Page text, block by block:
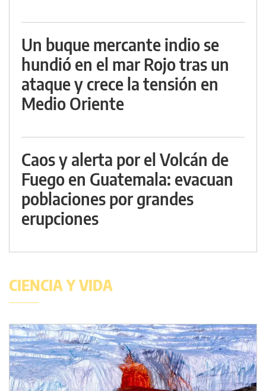
Un buque mercante indio se
hundió en el mar Rojo tras un
ataque y crece la tensión en
Medio Oriente
Caos y alerta por el Volcán de
Fuego en Guatemala: evacuan
poblaciones por grandes
erupciones
CIENCIA Y VIDA